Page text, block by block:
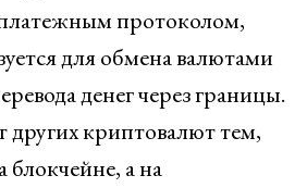
протоколом,
для обмена валютами
денег через границы.
других криптовалют тем,
блокчейне, а на